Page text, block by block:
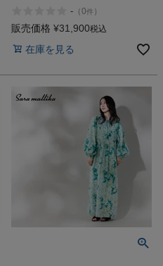
HIMALAYAN CLIMBERS
HANDKNIT
- （0件 ）
販売価格 ¥31,900税込
在庫を見る